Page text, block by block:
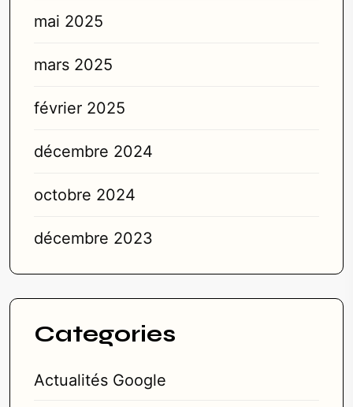
mai 2025
mars 2025
février 2025
décembre 2024
octobre 2024
décembre 2023
Categories
Actualités Google